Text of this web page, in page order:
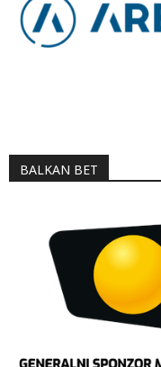
BALKAN BET